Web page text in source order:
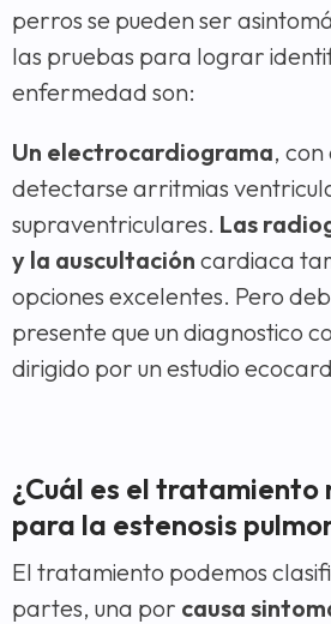
perros se pueden ser
las pruebas para lograr
enfermedad son:
Un electrocardiograma,
detectarse arritmias
supraventriculares. Las
y la auscultación cardiaca
opciones excelentes. Pero
presente que un diagnostico
dirigido por un estudio
¿Cuál es el tratamiento
para la estenosis
El tratamiento podemos
partes, una por causa